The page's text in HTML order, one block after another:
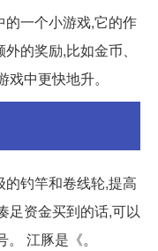
一个小游戏,它的作
的奖励,比如金币、
中更快地升。
钓竿和卷线轮,提高
足资金买到的话,可以
江豚是《。